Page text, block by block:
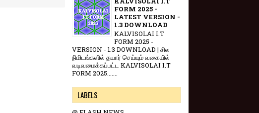
FORM 2025 -
LATEST VERSION -
1.3 DOWNLOAD
KALVISOLAI I.T
FORM 2025 -
VERSION - 1.3 DOWNLOAD | சில
நிமிடங்களில் தயார் செய்யும் வகையில்
வடிவமைக்கப்பட்ட KALVISOLAI I.T
FORM 2025.......
LABELS